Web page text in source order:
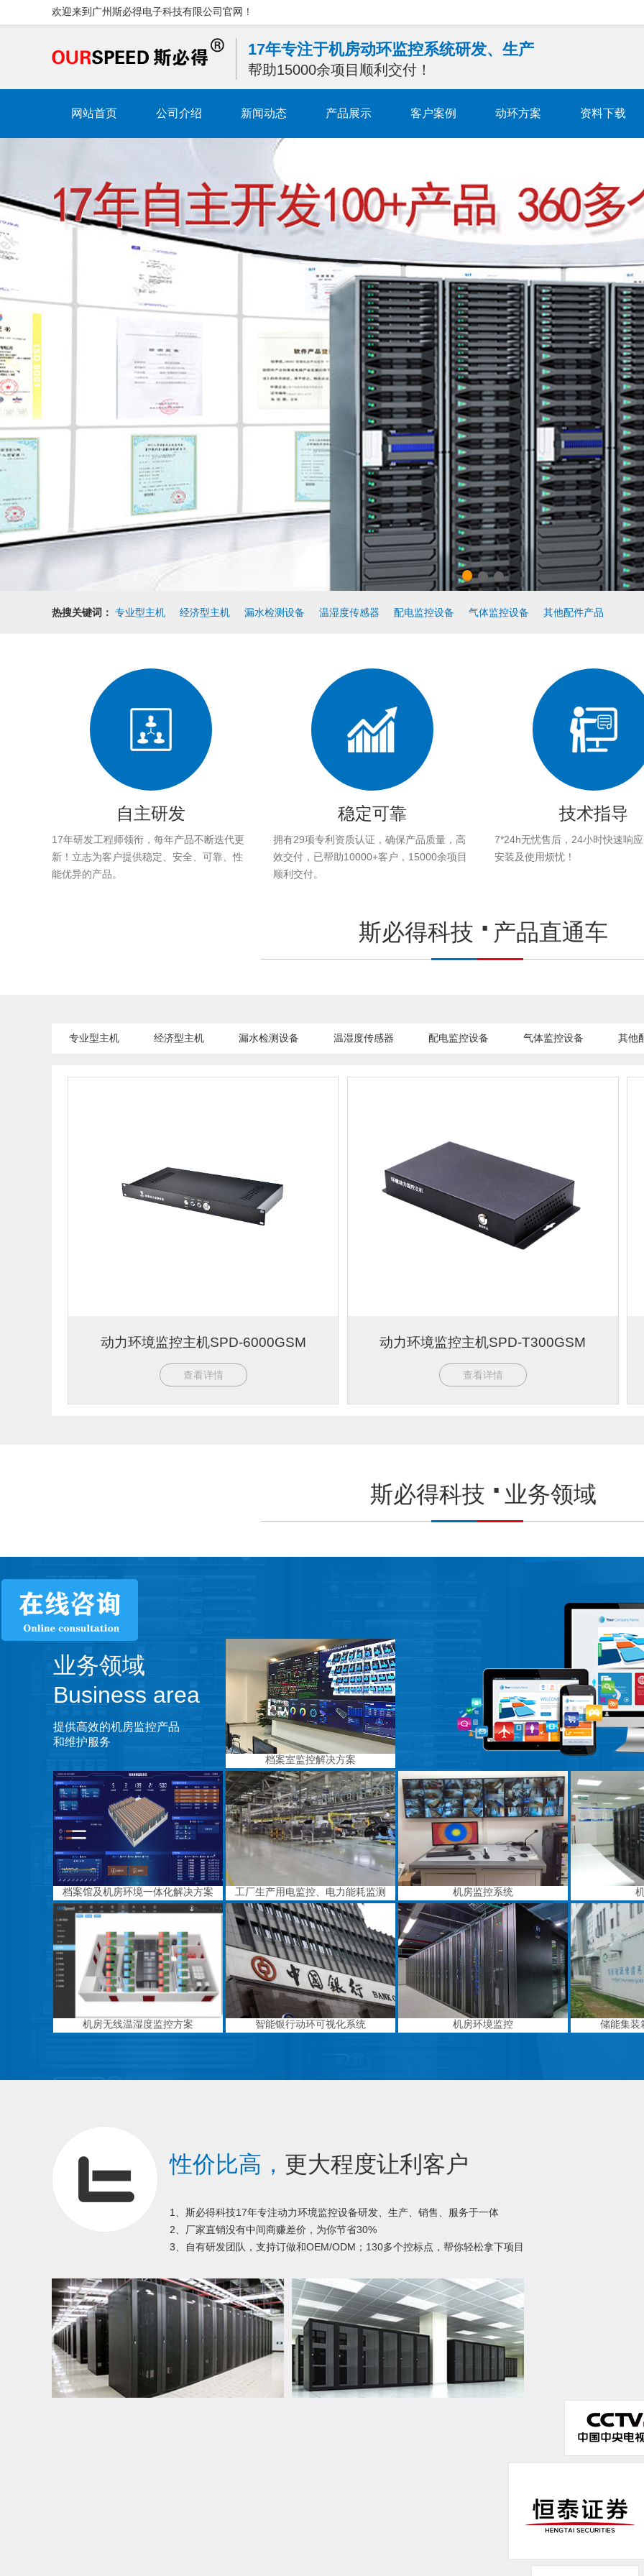
欢迎来到广州斯必得电子科技有限公司官网！
17年专注于机房动环监控系统研发、生产
帮助15000余项目顺利交付！
网站首页 公司介绍 新闻动态 产品展示 客户案例 动环方案 资料下载
热搜关键词： 专业型主机 经济型主机 漏水检测设备 温湿度传感器 配电监控设备 气体监控设备 其他配件产品
自主研发
17年研发工程师领衔，每年产品不断迭代更
新！立志为客户提供稳定、安全、可靠、性
能优异的产品。
稳定可靠
拥有29项专利资质认证，确保产品质量，高
效交付，已帮助10000+客户，15000余项目
顺利交付。
技术指导
7*24h无忧售后，24小时快速响
安装及使用烦忧！
斯必得科技 产品直通车
专业型主机 经济型主机 漏水检测设备 温湿度传感器 配电监控设备 气体监控设备 其他
动力环境监控主机SPD-6000GSM
查看详情
动力环境监控主机SPD-T300GSM
查看详情
斯必得科技 业务领域
业务领域
Business area
提供高效的机房监控产品
和维护服务
档案室监控解决方案
档案馆及机房环境一体化解决方案 工厂生产用电监控、电力能耗监测 机房监控系统
机房无线温湿度监控方案 智能银行动环可视化系统 机房环境监控 储能集装
性价比高， 更大程度让利客户
1、斯必得科技17年专注动力环境监控设备研发、生产、销售、服务于一体
2、厂家直销没有中间商赚差价，为你节省30%
3、自有研发团队，支持订做和OEM/ODM；130多个控标点，帮你轻松拿下项目